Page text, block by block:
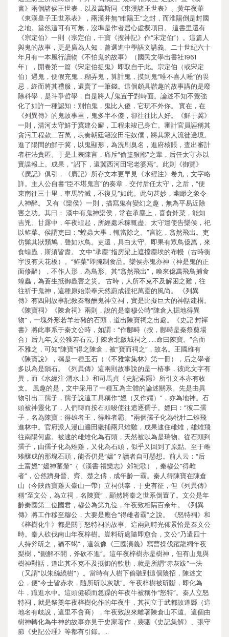
書》兩個諸侯王世表，以及萬斯同《東漢諸王世表》、黃年夜華
《東漢皇子王世系表》，兩漢并無“睢陽王”之封，而淮陽倒是封國
之地。當然這可有可無，沒準是作者居心虛擬項目。 這書里還有
《宗定伯》一則（宗定伯，干寶《搜神記》作“宋定伯”）。這篇人
與鬼的故事，更是廣為人知，曾選進中學語文講義。二十世紀六十
年月有一本風行讀物《不怕鬼的故事》（國民文學出書社1961
年），開卷第一篇《宋定伯捉鬼》即取自于此。宗定伯（或宋定
伯）遇鬼，便假充鬼，糊弄鬼，算計鬼，摸到鬼“唯不喜人唾”的畏
忌，終而將其禮服，還賣了一筆錢。這個頗具諧趣的故事講的是廢
除科學，是斗爭哲學，自是將人/鬼置于對峙面。論述不知不覺強
化了如許一種認知：別怕鬼，鬼比人傻，它玩不外你。 實在，在
《列異傳》的鬼故事里，鬼多半不傻，卻往往比人好。《鮮于冀》
一則，清河太守鮮于冀建公廨，工程未竣已身亡。審計官員誣稱其
貪污工程款二百萬，表奏朝廷籍沒田宅奴僕，將其家人流徙邊境。
進了陽間的鮮于冀，以鬼顯形，為洗刷臭名，進府核賬，查出審計
者枉法貪匿。于是上表陳言，痛斥“偷盜狠鄙”之輩，后任太守亦以
實諜報上。成果，“詔下，還冀西河田宅老婆焉”。此則《御覽》
《廣記》俱引，《廣記》所存文本更早見《水經注》卷九，文字略
詳。主人公自書“臣不堪鬼言”的奏章，交付后任太守，之后，“便
東南往三十里，車馬皆滅，不復見”如此。此句甚妙，幽緲之象令
人神醉。 又有《欒侯》一則，描寫鬼有變幻之趣，無為平易近除
害之功。其曰： 漢中有鬼神欒侯，常在承塵上，喜食鲊菜，能知
吉兇。甘露中，年夜蝗起，所經處禾稼輒盡。太守遣使告欒侯，祀
以鲊菜。侯謂吏曰：“蝗蟲大事，輒當除之。”言訖，翕然飛出。吏
仿髴其狀類鳩，聲如水鳥。吏還，具白太守。即果有眾鳥億萬，來
食蝗蟲，斯須皆盡。 文中“承塵”指房梁上遮擋塵埃的布幔（古時衡
宇沒有天花板）。“鲊菜”即腌制食品。欒侯亦鬼亦神（神是鬼的正
面修辭），不作人形，為鳥形。其“翕然飛出”，喚來億萬飛鳥捕食
蝗蟲，為蒼生抵御蟲害之災。 古時，人所不克不及解困之難，往
往祈于鬼神，這種原始崇奉天然蔚成禋祀萬靈的風尚。 《列異
傳》有四則故事記敘秦報酬鬼神立祠，實是比擬巨大的神話建構。
《陳寶祠》《陳倉祠》兩則，說的是秦穆公時“陳倉人掘地得異
物”，一塊外形若羊若豬的石頭，道出陳寶祠之出處。《史記·封禪
書》將此事系于秦文公時，如謂：“作鄜畤（按，鄜畤是秦祭奠場
合）后九年,文公獲若石云,于陳倉北阪城祠之……命曰陳寶。”合而
不雅之，可知“陳寶”得之陳倉，被“寶而祠之”，故名。王國維有
《陳寶說》，稱是一種玉石（《不雅堂集林》第一冊），后之學者
多以為是隕石。《列異傳》這兩則故事說的是一樁事，彼此文字有
異，而《水經注·渭水上》和司馬貞《史記索隱》所引文本亦有收
支。 風趣的是，文中采用了一種互為主體的論述關系。先是由異
物引出二孺子，孺子說這工具稱作“媼（又作媦）”，亦為地神。石
頭被神靈化了，人們轉而按石頭唆使往追逐孺子。媼曰：“彼二孺
子，名為陳寶；得雄者王，得雌者霸。”兩個孺子化為牝牡二雉飛
進林中。官府派人漫山遍田獵捕兩只雉雞，成果逮住雌雉，雄雉飛
往南陽何處。被逮的雌雉化為石頭，天然被以為是瑞物。從石頭到
孺子，由孺子化為雉雞，又化為石頭，似乎又回到了原點。至于雌
雉釀成的那塊石頭，能否仍是“媼”？讀者自可懸想。前人云：“后
土富媼”“媼神蕃釐”（《漢書·禮樂志》郊祀歌），秦穆公“得雌
者”，公然躋身晉、齊、楚之儔，成年齡一霸。秦人得陳寶在陳倉
山（今陜西寶雞天臺山一帶）立祠供奉，于史有征，但《列異傳》
稱“至文公，為立祠，名陳寶”，顯然將秦之世系倒置了。文公是年
齡秦國第二位國君，穆公為第九位，年夜致相隔百余年。《列異
傳》將工作移至穆公，大要是應合“得雌者霸”之說。 《怒特祠》和
《梓樹化牛》都是關于怒特祠的故事。這兩則時光佈景恰是秦文公
時。秦人砍伐南山年夜梓樹。豈料斫處隨即愈合，文公“乃遣四十
人持斧斫之，猶不竭”，這就像《三國演義》寫曹操伐躍龍祠年夜
梨樹，“鋸解不開，斧砍不進”。這年夜梓樹亦是樹神，但有山鬼與
樹神對話，道出其不克不及抵御的軟肋，就是所謂“赤灰跋”一法
（又謂“以朱絲繞樹”）。當時有人樹下偷聽到這個陰招，陳述文
公，便“令士皆赤衣，隨所斫以灰跋”。年夜梓樹被斫斷，即化為
牛，躥進水中。這頭健碩而急躁的年夜牛被稱作“怒特”。秦人立怒
特祠，就是祭奠年夜梓樹化作的年夜牛，其祠立于武都故道縣（這
地名有歧說，這里不會商），年夜致說來離著陳倉山不遠。這個由
樹神轉化為牛神的故事亦見于史家著作，裴骃《史記集解》、張守
節《史記公理》等都有引錄。…